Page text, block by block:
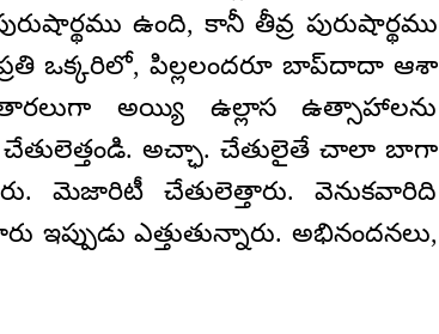
ఉంది, కానీ తీవ్ర పురుషార్థము
ఒక్కరిలో, పిల్లలందరూ బాప్‌దాదా ఆశా
అయ్యి ఉల్లాస ఉత్సాహాలను
అచ్ఛా. చేతులైతే చాలా బాగా
మెజారిటీ చేతులెత్తారు. వెనుకవారిది
ఇప్పుడు ఎత్తుతున్నారు. అభినందనలు,